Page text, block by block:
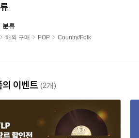
분류
해외 구매 POP Country/Folk
의 이벤트 (2개)